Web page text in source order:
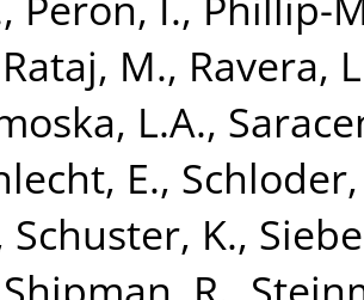
Rataj, M., Ravera,
L.A.,
E.,
Schuster, K.,